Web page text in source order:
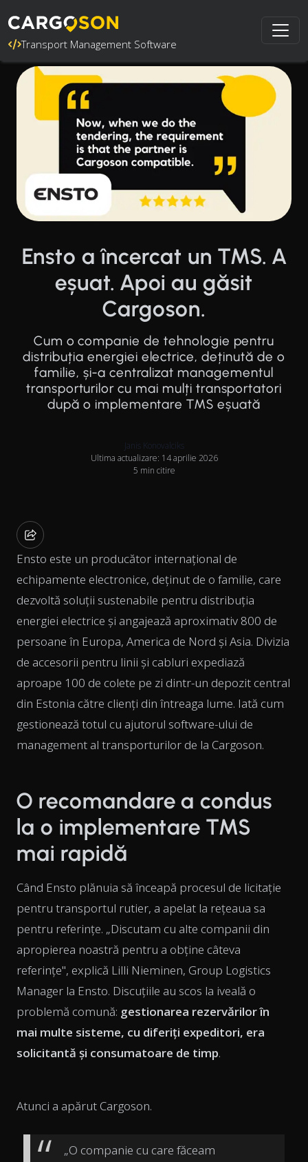
Transport Management Software
Ensto a încercat un TMS. A
eșuat. Apoi au găsit
Cargoson.
Cum o companie de tehnologie pentru
distribuția energiei electrice, deținută de o
familie, și-a centralizat managementul
transporturilor cu mai mulți transportatori
după o implementare TMS eșuată
Janis Konovalciks
Ultima actualizare: 14 aprilie 2026
5 min citire
Ensto este un producător internațional de
echipamente electronice, deținut de o familie, care
dezvoltă soluții sustenabile pentru distribuția
energiei electrice și angajează aproximativ 800 de
persoane în Europa, America de Nord și Asia. Divizia
de accesorii pentru linii și cabluri expediază
aproape 100 de colete pe zi dintr-un depozit central
din Estonia către clienți din întreaga lume. Iată cum
gestionează totul cu ajutorul software-ului de
management al transporturilor de la Cargoson.
O recomandare a condus
la o implementare TMS
mai rapidă
Când Ensto plănuia să înceapă procesul de licitație
pentru transportul rutier, a apelat la rețeaua sa
pentru referințe. „Discutam cu alte companii din
apropierea noastră pentru a obține câteva
referințe", explică Lilli Nieminen, Group Logistics
Manager la Ensto. Discuțiile au scos la iveală o
problemă comună: gestionarea rezervărilor în
mai multe sisteme, cu diferiți expeditori, era
solicitantă și consumatoare de timp.
Atunci a apărut Cargoson.
„O companie cu care făceam